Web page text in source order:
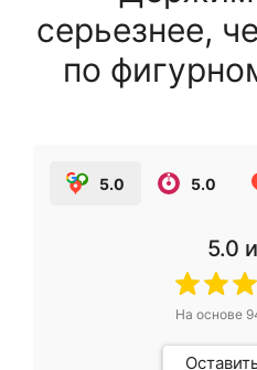
серьезнее,
по
5.0 5.0
5.0
На основе